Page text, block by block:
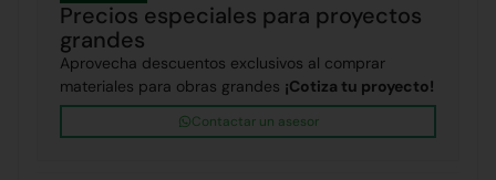
Precios especiales para proyectos
grandes
Aprovecha descuentos exclusivos al comprar
materiales para obras grandes ¡Cotiza tu proyecto!
Contactar un asesor